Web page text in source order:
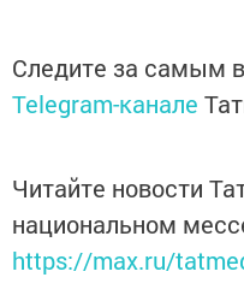
Следите за самым
Telegram-канале
Читайте новости
национальном
https://max.ru/